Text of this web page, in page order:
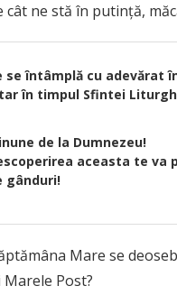
ne stă în putinţă,
se întâmplă cu adevărat
în timpul Sfintei
de la Dumnezeu!
aceasta te va
gânduri!
Mare se
Post?